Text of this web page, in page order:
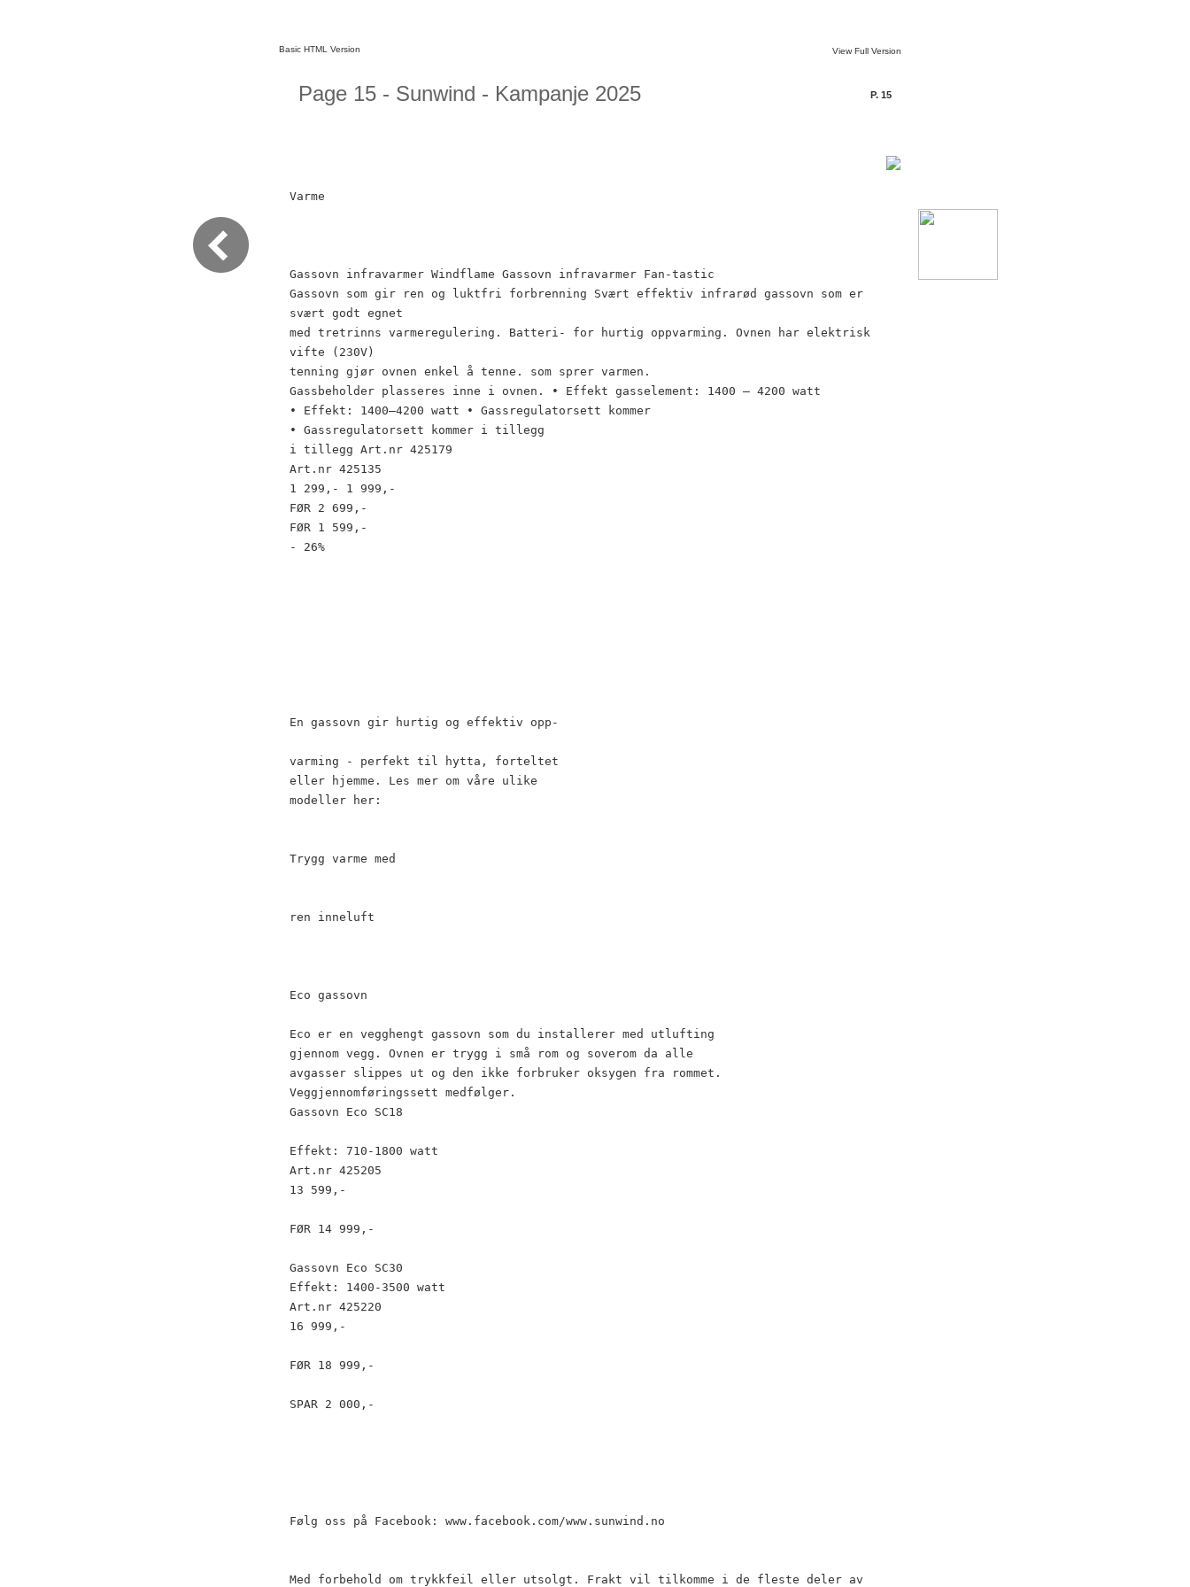
Basic HTML Version View Full Version
Page 15 - Sunwind - Kampanje 2025 P. 15
Varme
Gassovn infravarmer Windflame Gassovn infravarmer Fan-tastic
Gassovn som gir ren og luktfri forbrenning Svært effektiv infrarød gassovn som er
svært godt egnet
med tretrinns varmeregulering. Batteri- for hurtig oppvarming. Ovnen har elektrisk
vifte (230V)
tenning gjør ovnen enkel å tenne. som sprer varmen.
Gassbeholder plasseres inne i ovnen. • Effekt gasselement: 1400 – 4200 watt
• Effekt: 1400–4200 watt • Gassregulatorsett kommer
• Gassregulatorsett kommer i tillegg
i tillegg Art.nr 425179
Art.nr 425135
1 299,- 1 999,-
FØR 2 699,-
FØR 1 599,-
- 26%
En gassovn gir hurtig og effektiv opp-
varming - perfekt til hytta, forteltet
eller hjemme. Les mer om våre ulike
modeller her:
Trygg varme med
ren inneluft
Eco gassovn
Eco er en vegghengt gassovn som du installerer med utlufting
gjennom vegg. Ovnen er trygg i små rom og soverom da alle
avgasser slippes ut og den ikke forbruker oksygen fra rommet.
Veggjennomføringssett medfølger.
Gassovn Eco SC18
Effekt: 710-1800 watt
Art.nr 425205
13 599,-
FØR 14 999,-
Gassovn Eco SC30
Effekt: 1400-3500 watt
Art.nr 425220
16 999,-
FØR 18 999,-
SPAR 2 000,-
Følg oss på Facebook: www.facebook.com/www.sunwind.no
Med forbehold om trykkfeil eller utsolgt. Frakt vil tilkomme i de fleste deler av